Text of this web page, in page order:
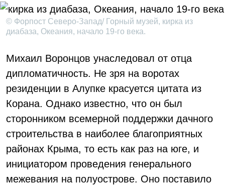
© Форпост Северо-Запад/ Горный музей, кирка из
диабаза, Океания, начало 19-го века.
Михаил Воронцов унаследовал от отца
дипломатичность. Не зря на воротах
резиденции в Алупке красуется цитата из
Корана. Однако известно, что он был
сторонником всемерной поддержки дачного
строительства в наиболее благоприятных
районах Крыма, то есть как раз на юге, и
инициатором проведения генерального
межевания на полуострове. Оно поставило